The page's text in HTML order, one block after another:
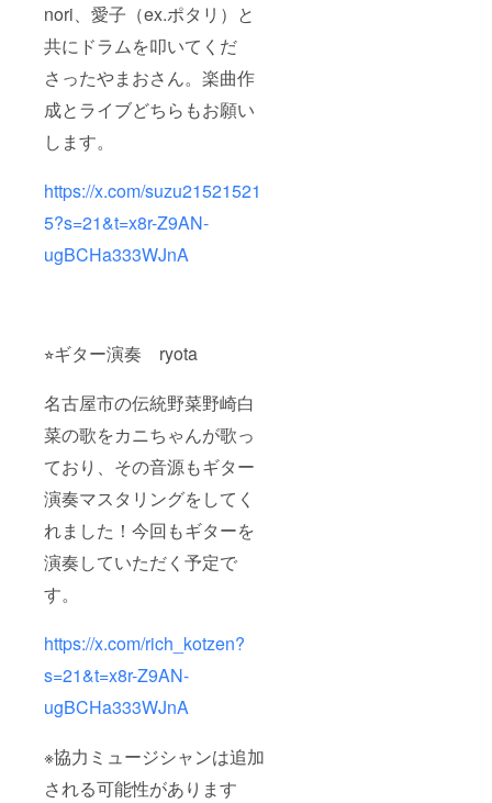
nori、愛子（ex.ポタリ）と
共にドラムを叩いてくだ
さったやまおさん。楽曲作
成とライブどちらもお願い
します。
https://x.com/suzu21521521
5?s=21&t=x8r-Z9AN-
ugBCHa333WJnA
⭐︎ギター演奏 ryota
名古屋市の伝統野菜野崎白
菜の歌をカニちゃんが歌っ
ており、その音源もギター
演奏マスタリングをしてく
れました！今回もギターを
演奏していただく予定で
す。
https://x.com/rich_kotzen?
s=21&t=x8r-Z9AN-
ugBCHa333WJnA
※協力ミュージシャンは追加
される可能性があります